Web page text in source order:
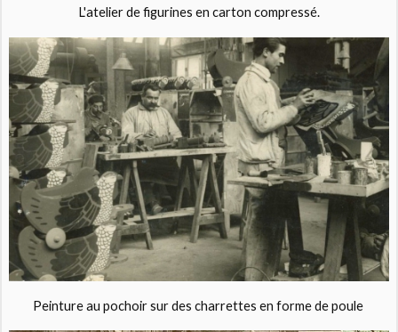
L'atelier de figurines en carton compressé.
Peinture au pochoir sur des charrettes en forme de poule